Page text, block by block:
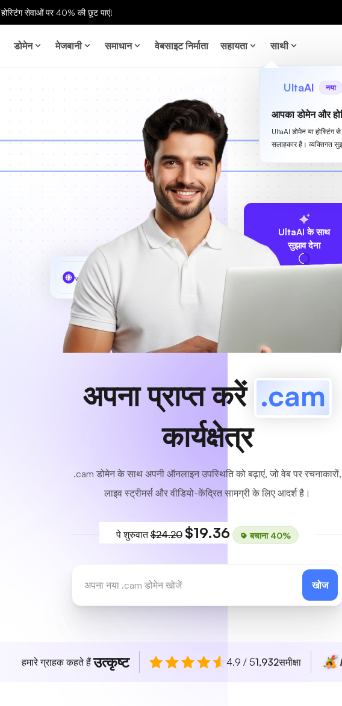
सेवाओं पर 40% की छूट पाएं!
डोमेन मेजबानी समाधान वेबसाइट निर्माता सहायता साथी
UltaAI नया
आपका डोमेन और
UltaAI डोमेन या होस्टिंग
सलाहकार है। व्यक्तिगत
UltaAI के साथ
सुझाव देना
www MyCafe
अपना प्राप्त करें .cam
कार्यक्षेत्र
.cam डोमेन के साथ अपनी ऑनलाइन उपस्थिति को बढ़ाएं, जो वेब पर रचनाकारों,
लाइव स्ट्रीमर्स और वीडियो-केंद्रित सामग्री के लिए आदर्श है।
पे शुरुवात$24.20 $19.36 बचाना 40%
खोज
हमारे ग्राहक कहते हैंउत्कृष्ट 4.9 / 51,932समीक्षा